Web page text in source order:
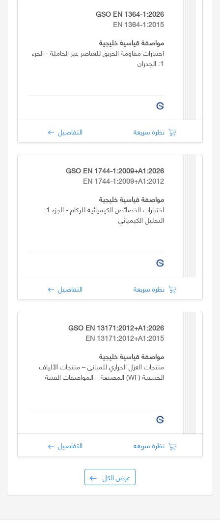
GSO EN 1364-1:2026
EN 1364-1:2015
مواصفة قياسية خليجية
اختبارات مقاومة الحريق للعناصر غير الحاملة - الجزء
1: الجدران
نظرة سريعة التفاصيل
GSO EN 1744-1:2009+A1:2026
EN 1744-1:2009+A1:2012
مواصفة قياسية خليجية
اختبارات الخصائص الكيميائية للركام - الجزء 1:
التحليل الكيميائي
نظرة سريعة التفاصيل
GSO EN 13171:2012+A1:2026
EN 13171:2012+A1:2015
مواصفة قياسية خليجية
منتجات العزل الحراري للمباني – منتجات الألياف
الخشبية (WF) المصنعة – المواصفات الفنية
نظرة سريعة التفاصيل
عرض الكل